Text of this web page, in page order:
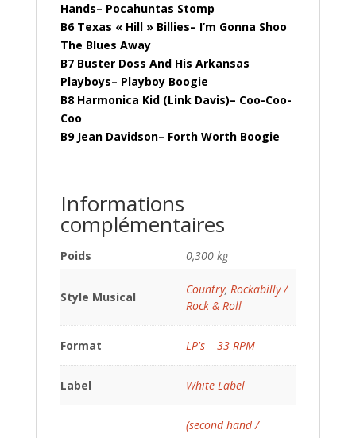
Hands– Pocahuntas Stomp
B6 Texas « Hill » Billies– I’m Gonna Shoo
The Blues Away
B7 Buster Doss And His Arkansas
Playboys– Playboy Boogie
B8 Harmonica Kid (Link Davis)– Coo-Coo-
Coo
B9 Jean Davidson– Forth Worth Boogie
Informations
complémentaires
Poids 0,300 kg
Style Musical
Country, Rockabilly /
Rock & Roll
Format LP's – 33 RPM
Label White Label
(second hand /